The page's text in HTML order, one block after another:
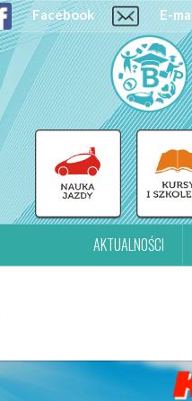
Facebook E-
AKTUALNOŚCI